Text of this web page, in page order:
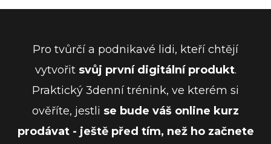
Pro tvůrčí a podnikavé lidi, kteří chtějí
vytvořit svůj první digitální produkt.
Praktický 3denní trénink, ve kterém si
ověříte, jestli se bude váš online kurz
prodávat - ještě před tím, než ho začnete